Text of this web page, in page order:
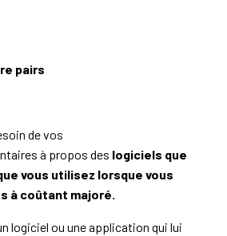
pairs
de vos
à propos des logiciels que
vous utilisez lorsque vous
à coûtant majoré.
logiciel ou une application qui lui